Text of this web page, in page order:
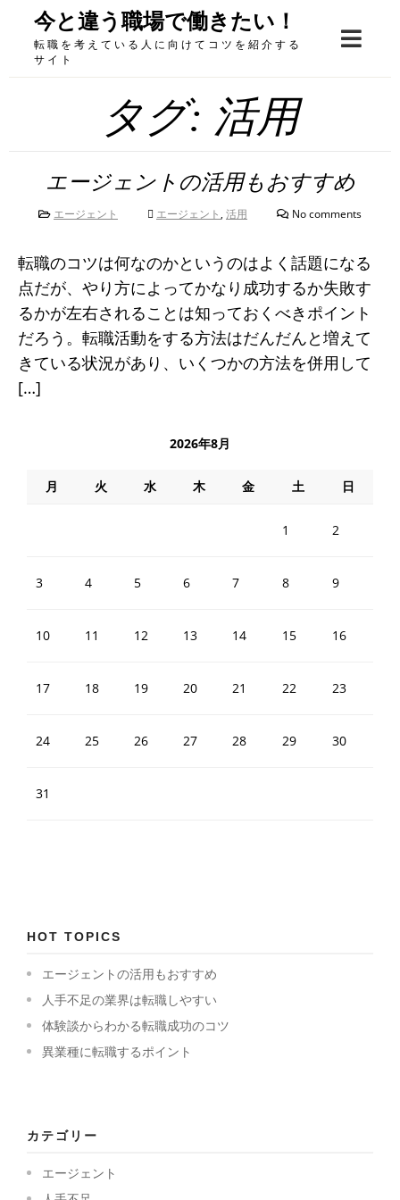
content
今と違う職場で働きたい！
転職を考えている人に向けてコツを紹介する
サイト
タグ: 活用
エージェントの活用もおすすめ
エージェント エージェント, 活用 No comments
転職のコツは何なのかというのはよく話題になる
点だが、やり方によってかなり成功するか失敗す
るかが左右されることは知っておくべきポイント
だろう。転職活動をする方法はだんだんと増えて
きている状況があり、いくつかの方法を併用して
[…]
2026年8月
月 火 水 木 金 土 日
1 2
3 4 5 6 7 8 9
10 11 12 13 14 15 16
17 18 19 20 21 22 23
24 25 26 27 28 29 30
31
HOT TOPICS
エージェントの活用もおすすめ
人手不足の業界は転職しやすい
体験談からわかる転職成功のコツ
異業種に転職するポイント
カテゴリー
エージェント